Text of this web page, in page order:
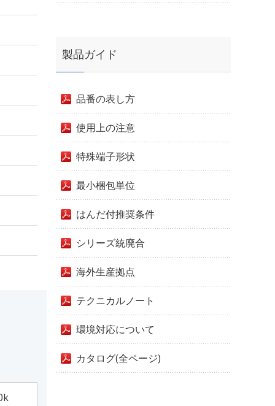
製品ガイド
品番の表し方
使用上の注意
特殊端子形状
最小梱包単位
はんだ付推奨条件
シリーズ統廃合
海外生産拠点
テクニカルノート
環境対応について
カタログ(全ページ)